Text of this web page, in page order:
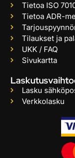
Tietoa ISO
Tietoa ADR-
Tilaukset ja
UKK / FAQ
Sivukartta
Lasku
Verkkolasku